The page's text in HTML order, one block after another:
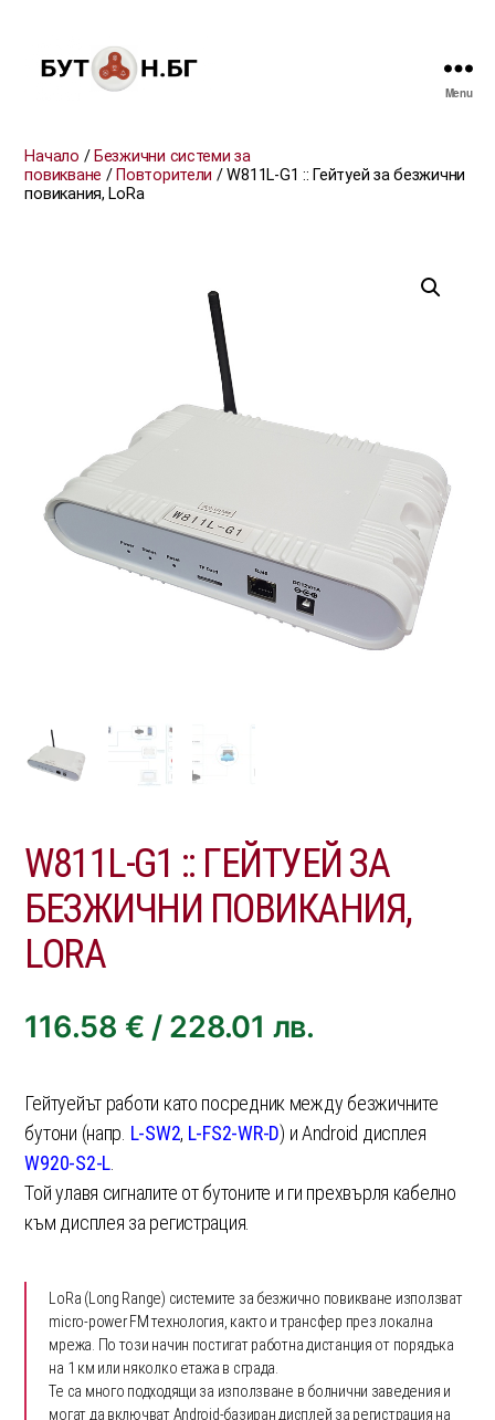
Menu
Начало / Безжични системи за
повикване / Повторители / W811L-G1 :: Гейтуей за безжични
повикания, LoRa
W811L-G1 :: ГЕЙТУЕЙ ЗА
БЕЗЖИЧНИ ПОВИКАНИЯ,
LORA
116.58 € / 228.01 лв.
Гейтуейът работи като посредник между безжичните
бутони (напр. L-SW2, L-FS2-WR-D) и Android дисплея
W920-S2-L.
Той улавя сигналите от бутоните и ги прехвърля кабелно
към дисплея за регистрация.
LoRa (Long Range) системите за безжично повикване използват
micro-power FM технология, както и трансфер през локална
мрежа. По този начин постигат работна дистанция от порядъка
на 1 км или няколко етажа в сграда.
Те са много подходящи за използване в болнични заведения и
могат да включват Android-базиран дисплей за регистрация на